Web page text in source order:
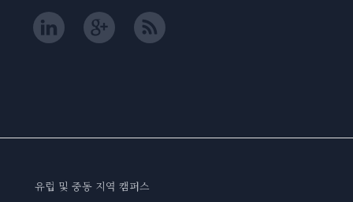
유럽 및 중동 지역 캠퍼스